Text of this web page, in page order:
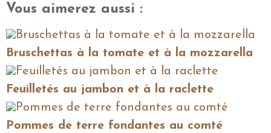
Vous aimerez aussi :
Bruschettas à la tomate et à la mozzarella
Feuilletés au jambon et à la raclette
Pommes de terre fondantes au comté